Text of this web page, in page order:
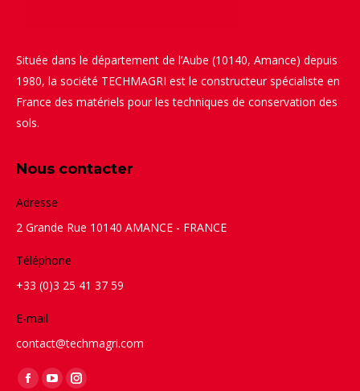
Située dans le département de l’Aube (10140, Amance) depuis
1980, la société TECHMAGRI est le constructeur spécialiste en
France des matériels pour les techniques de conservation des
sols.
Nous contacter
Adresse
2 Grande Rue 10140 AMANCE - FRANCE
Téléphone
+33 (0)3 25 41 37 59
E-mail
contact@techmagri.com
Trouvez nous sur :